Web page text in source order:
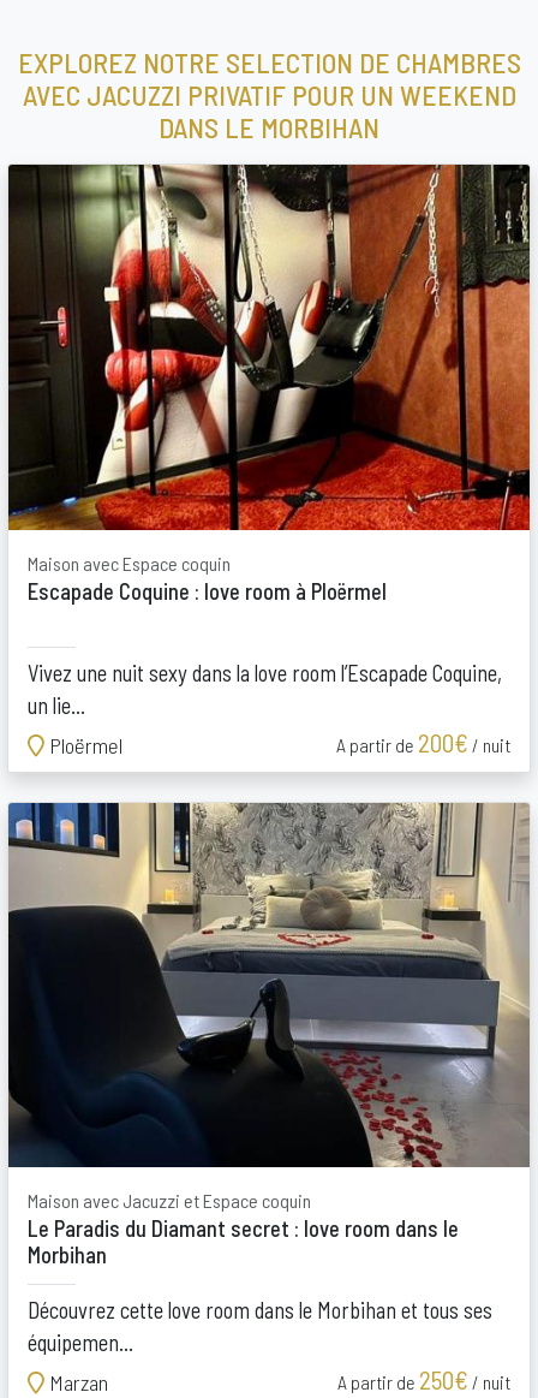
EXPLOREZ NOTRE SELECTION DE CHAMBRES
AVEC JACUZZI PRIVATIF POUR UN WEEKEND
DANS LE MORBIHAN
Maison avec Espace coquin
Escapade Coquine : love room à Ploërmel
Vivez une nuit sexy dans la love room l’Escapade Coquine,
un lie...
Ploërmel
A partir de 200€ / nuit
Maison avec Jacuzzi et Espace coquin
Le Paradis du Diamant secret : love room dans le
Morbihan
Découvrez cette love room dans le Morbihan et tous ses
équipemen...
Marzan
A partir de 250€ / nuit